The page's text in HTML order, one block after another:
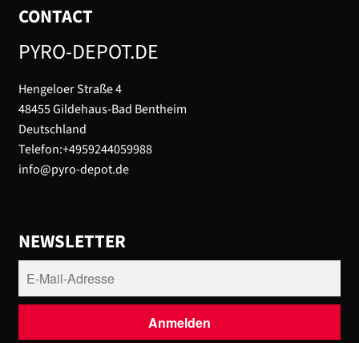
CONTACT
PYRO-DEPOT.DE
Hengeloer Straße 4
48455 Gildehaus-Bad Bentheim
Deutschland
Telefon:+4959244059988
info@pyro-depot.de
NEWSLETTER